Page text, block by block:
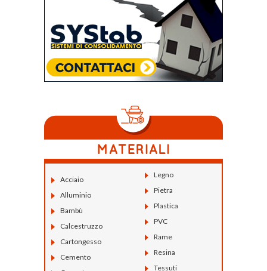
Acciaio
Alluminio
Bambù
Calcestruzzo
Cartongesso
Cemento
Legno
Pietra
Plastica
PVC
Rame
Resina
Tessuti